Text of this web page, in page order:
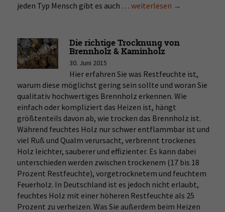
jeden Typ Mensch gibt es auch …Welcher
der
richtige
mich?
weiterlesen →
Die richtige Trocknung von
Brennholz & Kaminholz
30. Juni 2015
Hier erfahren Sie was Restfeuchte ist,
warum diese möglichst gering sein sollte und woran Sie
qualitativ hochwertiges Brennholz erkennen. Wie
einfach oder kompliziert das Heizen ist, hängt
größtenteils davon ab, wie trocken das Brennholz ist.
Während feuchtes Holz nur schwer entflammbar ist und
viel Ruß und Qualm verursacht, verbrennt trockenes
Holz leichter, sauberer und effizienter. Es kann dabei
unterschieden werden zwischen trockenem (17 bis 18
Prozent Restfeuchte), vorgetrocknetem und feuchtem
Feuerholz. In Deutschland ist es jedoch nicht erlaubt,
feuchtes Holz mit einer höheren Restfeuchte als 25
Prozent zu verheizen. Was Sie außerdem beim Heizen